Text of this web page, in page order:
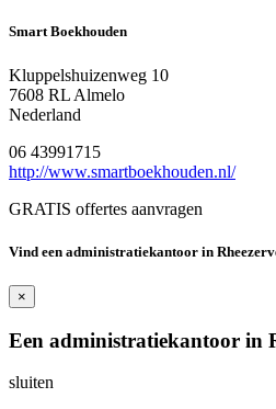
Smart Boekhouden
Kluppelshuizenweg 10
7608 RL Almelo
Nederland
06 43991715
http://www.smartboekhouden.nl/
GRATIS offertes aanvragen
Vind een administratiekantoor in
×
Een administratiekantoor in
sluiten